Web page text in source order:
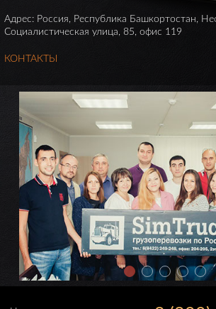
Адрес: Россия, Республика Башкортостан,
Социалистическая улица, 85, офис 119
КОНТАКТЫ